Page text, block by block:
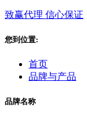
致赢代理 信心保证
您到位置:
首页
品牌与产品
品牌名称